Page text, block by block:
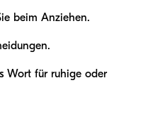
beim Anziehen.
Wort für ruhige oder